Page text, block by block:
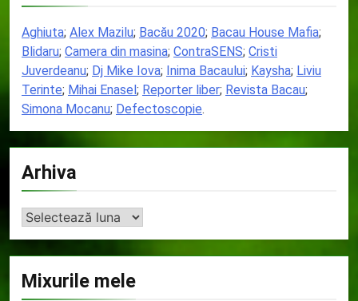
Aghiuta; Alex Mazilu; Bacău 2020; Bacau House Mafia;
Blidaru; Camera din masina; ContraSENS; Cristi
Juverdeanu; Dj Mike Iova; Inima Bacaului; Kaysha; Liviu
Terinte; Mihai Enasel; Reporter liber; Revista Bacau;
Simona Mocanu; Defectoscopie.
Arhiva
Arhiva
Mixurile mele